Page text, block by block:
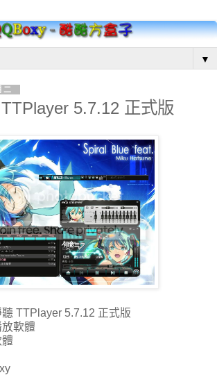
▼
5.7.12 正式版
TTPlayer 5.7.12 正式版
軟體